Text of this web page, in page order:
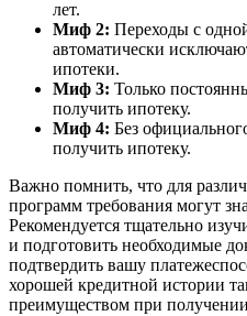
лет.
Миф 2: Переходы с
автоматически
ипотеки.
Миф 3: Только
получить ипотеку.
Миф 4: Без
получить ипотеку.
Важно помнить, что для
программ требования могут
Рекомендуется тщательно
и подготовить необходимые
подтвердить вашу
хорошей кредитной истории
преимуществом при